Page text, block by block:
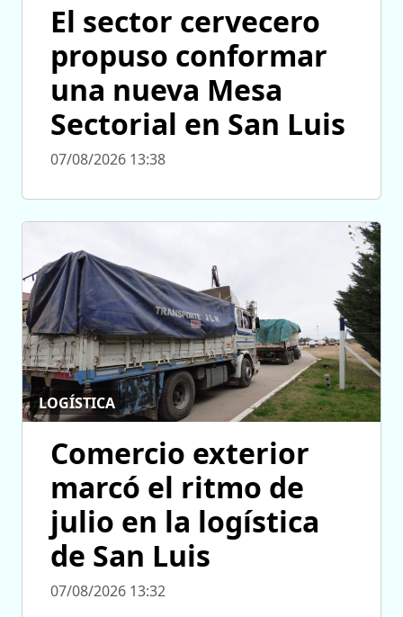
El sector cervecero
propuso conformar
una nueva Mesa
Sectorial en San Luis
07/08/2026 13:38
LOGÍSTICA
Comercio exterior
marcó el ritmo de
julio en la logística
de San Luis
07/08/2026 13:32